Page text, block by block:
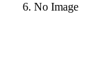
No Image